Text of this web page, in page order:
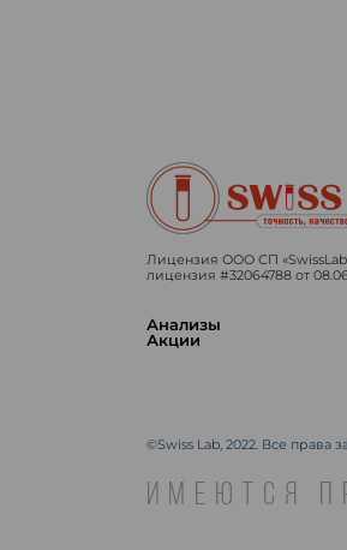
Лицензия ООО СП
лицензия #32064788 от
Анализы
Акции
©Swiss Lab, 2022. Все права
ИМЕЮТСЯ